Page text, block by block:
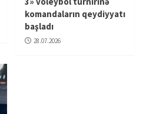
komandaların qeydiyyatı
başladı
28.07.2026